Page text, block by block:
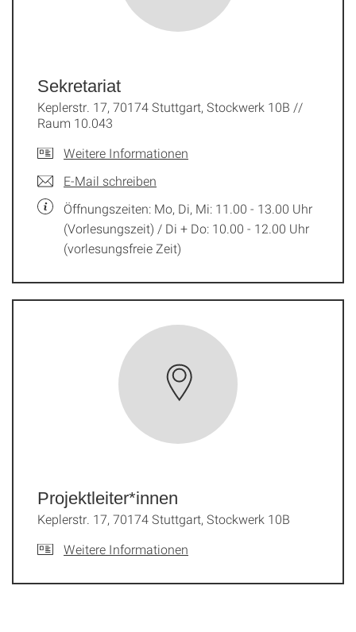
Sekretariat
Keplerstr. 17, 70174 Stuttgart, Stockwerk 10B //
Raum 10.043
Weitere Informationen
E-Mail schreiben
Öffnungszeiten: Mo, Di, Mi: 11.00 - 13.00 Uhr
(Vorlesungszeit) / Di + Do: 10.00 - 12.00 Uhr
(vorlesungsfreie Zeit)
Projektleiter*innen
Keplerstr. 17, 70174 Stuttgart, Stockwerk 10B
Weitere Informationen